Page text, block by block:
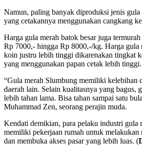
Namun, paling banyak diproduksi jenis gula
yang cetakannya menggunakan cangkang
Harga gula merah batok besar juga
Rp 7000,- hingga Rp 8000,-/kg. Harga gula
koin justru lebih tinggi dikarenakan tingkat
yang menggunakan papan cetak lebih tinggi.
“Gula merah Slumbung memiliki kelebihan
daerah lain. Selain kualitasnya yang bagus,
lebih tahan lama. Bisa tahan sampai satu
Muhammad Zen, seorang perajin muda.
Kendati demikian, para pelaku industri gula
memiliki pekerjaan rumah untuk melakukan
dan membuka akses pasar yang lebih luas. (